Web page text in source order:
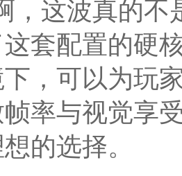
，这波真的不
套配置的硬
，可以为玩
率与视觉享
的选择。